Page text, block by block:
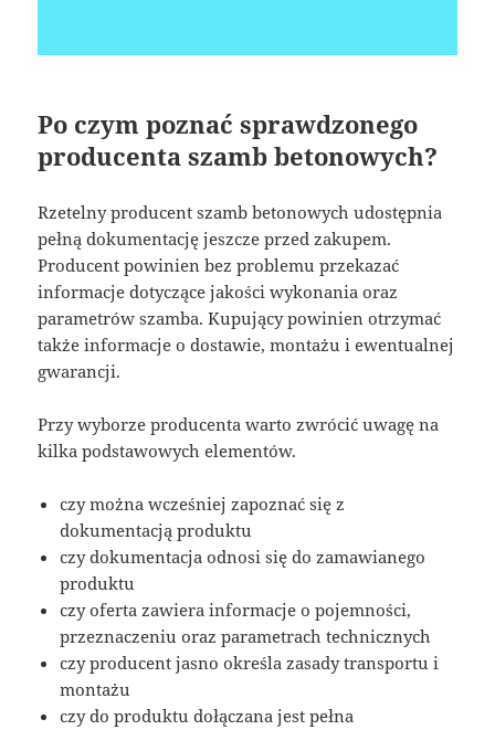
Po czym poznać sprawdzonego
producenta szamb betonowych?
Rzetelny producent szamb betonowych udostępnia
pełną dokumentację jeszcze przed zakupem.
Producent powinien bez problemu przekazać
informacje dotyczące jakości wykonania oraz
parametrów szamba. Kupujący powinien otrzymać
także informacje o dostawie, montażu i ewentualnej
gwarancji.
Przy wyborze producenta warto zwrócić uwagę na
kilka podstawowych elementów.
czy można wcześniej zapoznać się z
dokumentacją produktu
czy dokumentacja odnosi się do zamawianego
produktu
czy oferta zawiera informacje o pojemności,
przeznaczeniu oraz parametrach technicznych
czy producent jasno określa zasady transportu i
montażu
czy do produktu dołączana jest pełna